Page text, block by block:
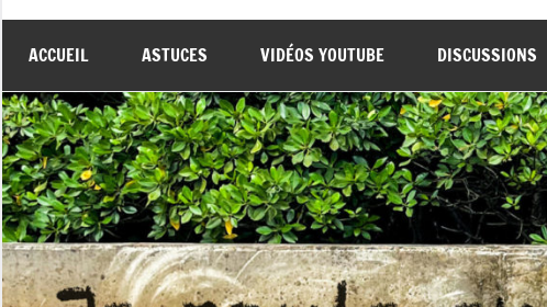
ACCUEIL ASTUCES VIDÉOS YOUTUBE DISCUSSIONS